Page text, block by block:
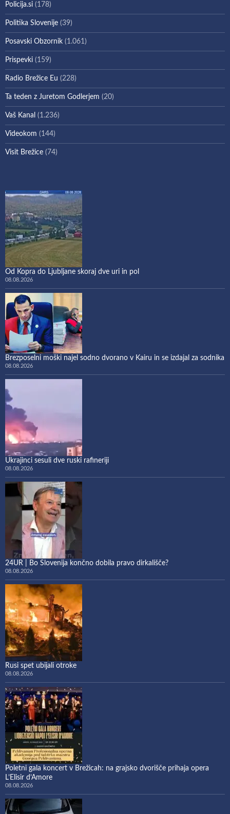
Policija.si (178)
Politika Slovenije (39)
Posavski Obzornik (1.061)
Prispevki (159)
Radio Brežice Eu (228)
Ta teden z Juretom Godlerjem (20)
Vaš Kanal (1.236)
Videokom (144)
Visit Brežice (74)
Od Kopra do Ljubljane skoraj dve uri in pol
08.08.2026
Brezposelni moški najel sodno dvorano v Kairu in se izdajal za sodnika
08.08.2026
Ukrajinci sesuli dve ruski rafineriji
08.08.2026
24UR | Bo Slovenija končno dobila pravo dirkališče?
08.08.2026
Rusi spet ubijali otroke
08.08.2026
Poletni gala koncert v Brežicah: na grajsko dvorišče prihaja opera
L’Elisir d’Amore
08.08.2026